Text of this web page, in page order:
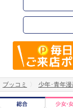
ブッコミ 少年･青年